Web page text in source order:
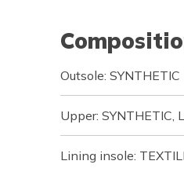
Outsole: SYNTHETIC
Upper: SYNTHETIC,
Lining insole: